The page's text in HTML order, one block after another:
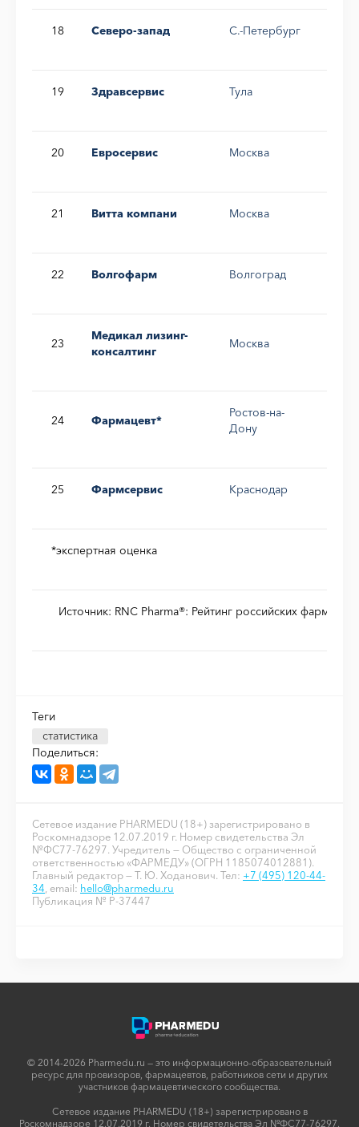
18 Северо-запад С.-Петербург
19 Здравсервис Тула
20 Евросервис Москва
21 Витта компани Москва
22 Волгофарм Волгоград
23
Медикал лизинг-
консалтинг
Москва
24 Фармацевт*
Ростов-на-
Дону
25 Фармсервис Краснодар
*экспертная оценка
Источник: RNC Pharma®: Рейтинг российских
Теги
статистика
Поделиться:
Сетевое издание PHARMEDU (18+) зарегистрировано в
Роскомнадзоре 12.07.2019 г. Номер свидетельства Эл
№ФС77-76297. Учредитель — Общество с ограниченной
ответственностью «ФАРМЕДУ» (ОГРН 1185074012881).
Главный редактор — Т. Ю. Ходанович. Тел: +7 (495) 120-44-
34, email: hello@pharmedu.ru
Публикация № P-37447
© 2014-2026 Pharmedu.ru — это информационно-образовательный
ресурс для провизоров, фармацевтов, работников сети и других
участников фармацевтического сообщества.
Сетевое издание PHARMEDU (18+) зарегистрировано в
Роскомнадзоре 12.07.2019 г. Номер свидетельства Эл №ФС77-76297.